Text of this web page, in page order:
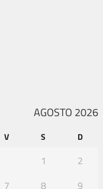
AGOSTO 2026
V S D
1
2
7 8
9